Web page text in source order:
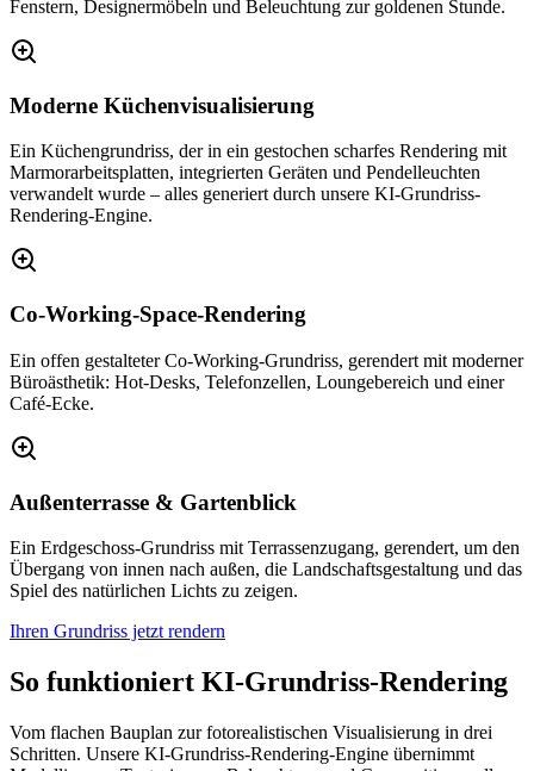
Fenstern, Designermöbeln und Beleuchtung zur goldenen Stunde.
Moderne Küchenvisualisierung
Ein Küchengrundriss, der in ein gestochen scharfes Rendering mit
Marmorarbeitsplatten, integrierten Geräten und Pendelleuchten
verwandelt wurde – alles generiert durch unsere KI-Grundriss-
Rendering-Engine.
Co-Working-Space-Rendering
Ein offen gestalteter Co-Working-Grundriss, gerendert mit moderner
Büroästhetik: Hot-Desks, Telefonzellen, Loungebereich und einer
Café-Ecke.
Außenterrasse & Gartenblick
Ein Erdgeschoss-Grundriss mit Terrassenzugang, gerendert, um den
Übergang von innen nach außen, die Landschaftsgestaltung und das
Spiel des natürlichen Lichts zu zeigen.
Ihren Grundriss jetzt rendern
So funktioniert KI-Grundriss-Rendering
Vom flachen Bauplan zur fotorealistischen Visualisierung in drei
Schritten. Unsere KI-Grundriss-Rendering-Engine übernimmt